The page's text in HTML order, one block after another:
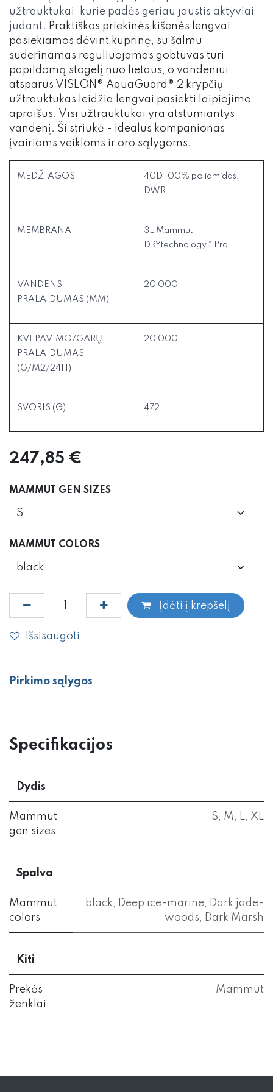
užtrauktukai, kurie padės geriau jaustis aktyviai
judant. Praktiškos priekinės kišenės lengvai
pasiekiamos dėvint kuprinę, su šalmu
suderinamas reguliuojamas gobtuvas turi
papildomą stogelį nuo lietaus, o vandeniui
atsparus VISLON® AquaGuard® 2 krypčių
užtrauktukas leidžia lengvai pasiekti laipiojimo
apraišus. Visi užtrauktukai yra atstumiantys
vandenį. Ši striukė - idealus kompanionas
įvairioms veikloms ir oro sąlygoms.
MEDŽIAGOS
40D 100% poliamidas,
DWR
MEMBRANA
3L Mammut
DRYtechnology™ Pro
VANDENS
PRALAIDUMAS (MM)
20 000
KVĖPAVIMO/GARŲ
PRALAIDUMAS
(G/M2/24H)
20 000
SVORIS (G) 472
247,85 €
MAMMUT GEN SIZES
MAMMUT COLORS
Įdėti į krepšelį
Išsisaugoti
Pirkimo sąlygos
Specifikacijos
Dydis
Mammut
gen sizes
S, M , L, XL
Spalva
Mammut
colors
black, Deep ice-marine, Dark jade-
woods, Dark Marsh
Kiti
Prekės
ženklai
Mammut